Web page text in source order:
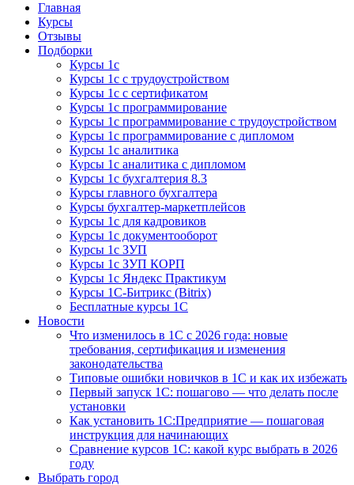
Курсы 1С
Курсы 1С официальная сертификация
Главная
Курсы
Отзывы
Подборки
Курсы 1с
Курсы 1с с трудоустройством
Курсы 1с с сертификатом
Курсы 1с программирование
Курсы 1с программирование с трудоустройством
Курсы 1с программирование с дипломом
Курсы 1с аналитика
Курсы 1с аналитика с дипломом
Курсы 1с бухгалтерия 8.3
Курсы главного бухгалтера
Курсы бухгалтер-маркетплейсов
Курсы 1с для кадровиков
Курсы 1с документооборот
Курсы 1с ЗУП
Курсы 1с ЗУП КОРП
Курсы 1с Яндекс Практикум
Курсы 1С-Битрикс (Bitrix)
Бесплатные курсы 1С
Новости
Что изменилось в 1С с 2026 года: новые
требования, сертификация и изменения
законодательства
Типовые ошибки новичков в 1С и как их избежать
Первый запуск 1С: пошагово — что делать после
установки
Как установить 1С:Предприятие — пошаговая
инструкция для начинающих
Сравнение курсов 1С: какой курс выбрать в 2026
году
Выбрать город